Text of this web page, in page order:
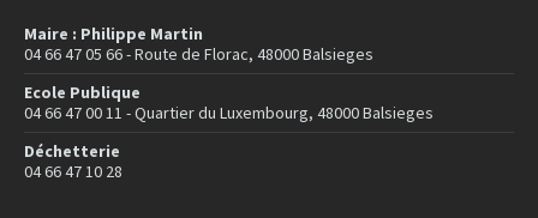
Maire : Philippe Martin
04 66 47 05 66 - Route de Florac, 48000 Balsieges
Ecole Publique
04 66 47 00 11 - Quartier du Luxembourg, 48000 Balsieges
Déchetterie
04 66 47 10 28